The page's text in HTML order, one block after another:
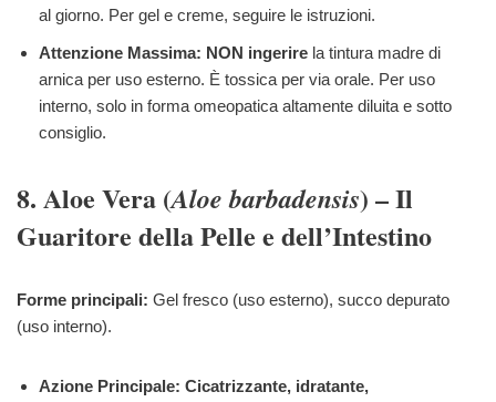
al giorno. Per gel e creme, seguire le istruzioni.
Attenzione Massima: NON ingerire la tintura madre di
arnica per uso esterno. È tossica per via orale. Per uso
interno, solo in forma omeopatica altamente diluita e sotto
consiglio.
8. Aloe Vera (Aloe barbadensis) – Il
Guaritore della Pelle e dell’Intestino
Forme principali: Gel fresco (uso esterno), succo depurato
(uso interno).
Azione Principale: Cicatrizzante, idratante,